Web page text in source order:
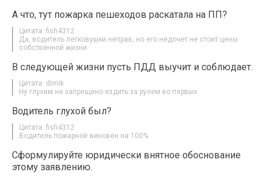
А что, тут пожарка пешеходов раскатала на ПП?
Цитата: fish4312
Да, водитель легковушки неправ, но его недочет не стоит цены
собственной жизни.
В следующей жизни пусть ПДД выучит и соблюдает.
Цитата: dimik
Ну глухим не запрещено ездить за рулем во первых
Водитель глухой был?
Цитата: fish4312
Водитель пожарной виновен на 100%
Сформулируйте юридически внятное обоснование
этому заявлению.